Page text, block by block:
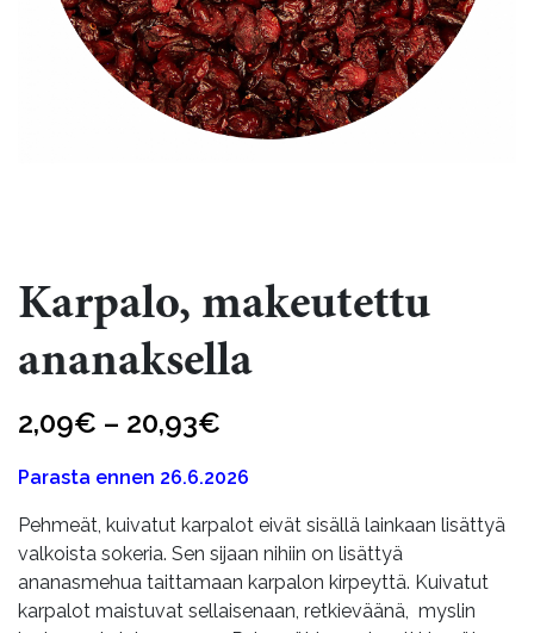
Karpalo, makeutettu
ananaksella
2,09€ – 20,93€
2,09€
20,93€
Parasta ennen 26.6.2026
Pehmeät, kuivatut karpalot eivät sisällä lainkaan lisättyä
valkoista sokeria. Sen sijaan nihiin on lisättyä
ananasmehua taittamaan karpalon kirpeyttä. Kuivatut
karpalot maistuvat sellaisenaan, retkieväänä, myslin